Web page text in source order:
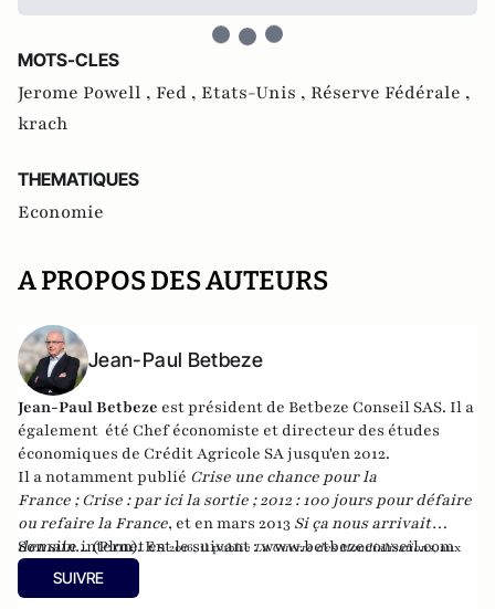
MOTS-CLES
Jerome Powell , Fed , Etats-Unis , Réserve Fédérale ,
krach
THEMATIQUES
Economie
A PROPOS DES AUTEURS
Jean-Paul Betbeze
Jean-Paul Betbeze est président de Betbeze Conseil SAS. Il a
également été Chef économiste et directeur des études
économiques de Crédit Agricole SA jusqu'en 2012.
Il a notamment publié Crise une chance pour la
France ; Crise : par ici la sortie ; 2012 : 100 jours pour défaire
ou refaire la France, et en mars 2013 Si ça nous arrivait
demain...(Plon). En2016, il publie La Guerre des Mondialisations, aux
éditions Economica
et en 2017 "La France, ce malade imaginaire"
chez le même éditeur.
Son site internet est le suivant :www.betbezeconseil.com
SUIVRE